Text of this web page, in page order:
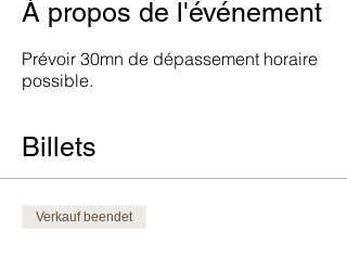
À propos de l'événement
Prévoir 30mn de dépassement horaire
possible.
Billets
Verkauf beendet